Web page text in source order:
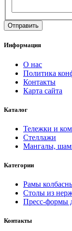
Информация
О нас
Политика
Контакты
Карта сайта
Каталог
Тележки и
Стеллажи
Мангалы,
Категории
Рамы
Столы из
Пресс-формы
Контакты